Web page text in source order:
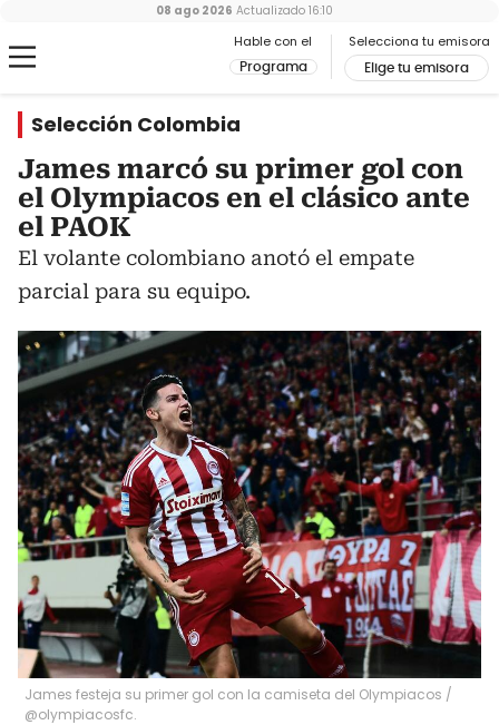
Hable con el
Programa
Selecciona tu emisora
Elige tu emisora
08 ago 2026 Actualizado 16:10
Selección Colombia
James marcó su primer gol con
el Olympiacos en el clásico ante
el PAOK
El volante colombiano anotó el empate
parcial para su equipo.
James festeja su primer gol con la camiseta del Olympiacos /
@olympiacosfc.